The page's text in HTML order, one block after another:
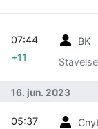
BK
07:44
+11
16. jun. 2023
05:37